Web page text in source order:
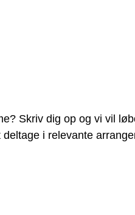
Skriv dig op og vi vil
i relevante